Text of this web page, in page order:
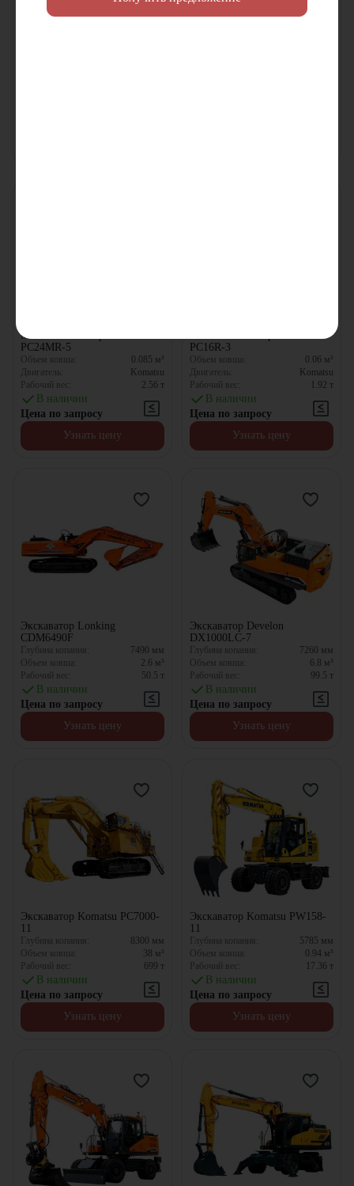
Мини-экскаватор Komatsu
PC24MR-5
Объем ковша: 0.085 м³
Двигатель:
Komatsu
Рабочий вес:
2.56 т
В наличии
Цена по запросу
Узнать цену
PC16R-3
Объем ковша: 0.06 м³
Двигатель:
Komatsu
Рабочий вес:
1.92 т
В наличии
Цена по запросу
Узнать цену
Экскаватор Lonking
CDM6490F
Глубина копания: 7490 мм
Объем ковша:
2.6 м³
Рабочий вес:
50.5 т
В наличии
Цена по запросу
Узнать цену
Экскаватор Develon
DX1000LC-7
Глубина копания: 7260 мм
Объем ковша:
6.8 м³
Рабочий вес:
99.5 т
В наличии
Цена по запросу
Узнать цену
Экскаватор Komatsu PC7000-
11
Глубина копания: 8300 мм
Объем ковша:
38 м³
Рабочий вес:
699 т
В наличии
Цена по запросу
Узнать цену
Экскаватор Komatsu PW158-
11
Глубина копания: 5785 мм
Объем ковша:
0.94 м³
Рабочий вес:
17.36 т
В наличии
Цена по запросу
Узнать цену